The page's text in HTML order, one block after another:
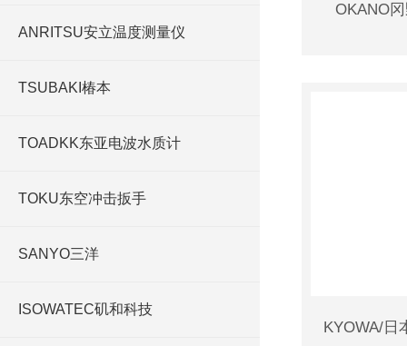
ANRITSU安立温度测量仪
TSUBAKI椿本
TOADKK东亚电波水质计
TOKU东空冲击扳手
SANYO三洋
ISOWATEC矶和科技
OKANO